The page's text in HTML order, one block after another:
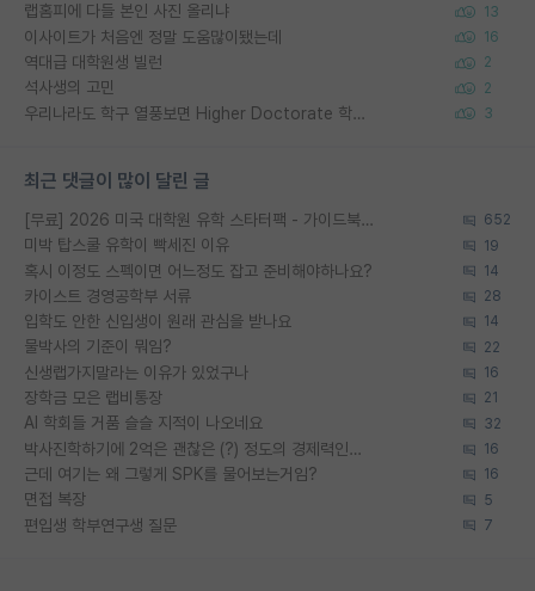
랩홈피에 다들 본인 사진 올리냐 13
이사이트가 처음엔 정말 도움많이됐는데 16
역대급 대학원생 빌런 2
석사생의 고민 2
우리나라도 학구 열풍보면 Higher Doctorate 학위가 필요하다고 봅니다. 3
최근 댓글이 많이 달린 글
[무료] 2026 미국 대학원 유학 스타터팩 - 가이드북 & 합격자 컨택메일 템플릿 652
미박 탑스쿨 유학이 빡세진 이유 19
혹시 이정도 스펙이면 어느정도 잡고 준비해야하나요? 14
카이스트 경영공학부 서류 28
입학도 안한 신입생이 원래 관심을 받나요 14
물박사의 기준이 뭐임? 22
신생랩가지말라는 이유가 있었구나 16
장학금 모은 랩비통장 21
AI 학회들 거품 슬슬 지적이 나오네요 32
박사진학하기에 2억은 괜찮은 (?) 정도의 경제력인가요 16
근데 여기는 왜 그렇게 SPK를 물어보는거임? 16
면접 복장 5
편입생 학부연구생 질문 7